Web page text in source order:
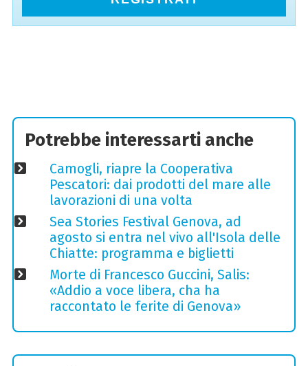
Potrebbe interessarti anche
Camogli, riapre la Cooperativa
Pescatori: dai prodotti del mare alle
lavorazioni di una volta
Sea Stories Festival Genova, ad
agosto si entra nel vivo all'Isola delle
Chiatte: programma e biglietti
Morte di Francesco Guccini, Salis:
«Addio a voce libera, cha ha
raccontato le ferite di Genova»